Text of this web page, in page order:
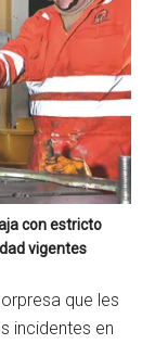
con estricto
vigentes
que les
incidentes en